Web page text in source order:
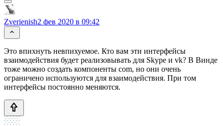
Zverienish2 фев 2020 в 09:42
Это впихнуть невпихуемое. Кто вам эти интерфейсы
взаимодействия будет реализовывать для Skype и vk? В Винде
тоже можно создать компоненты com, но они очень
ограничено используются для взаимодействия. При том
интерфейсы постоянно меняются.